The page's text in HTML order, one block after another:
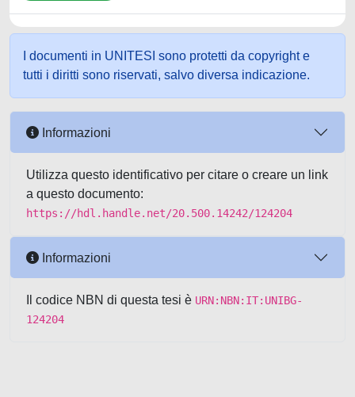
I documenti in UNITESI sono protetti da copyright e
tutti i diritti sono riservati, salvo diversa indicazione.
Informazioni
Utilizza questo identificativo per citare o creare un link
a questo documento:
https://hdl.handle.net/20.500.14242/124204
Informazioni
Il codice NBN di questa tesi è URN:NBN:IT:UNIBG-
124204